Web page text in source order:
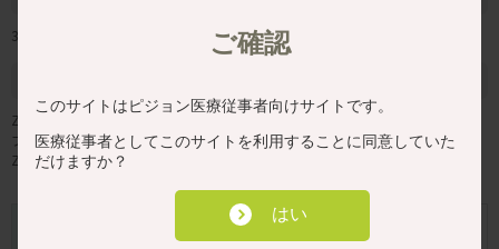
3,300円（税込）
Zoomウェビナー配信（ライブ配信のみ）となりますので、事前にZoomのア
プリをインストールし、必ず視聴確認をお願いします。
Zoom操作や視聴のサポートは出来兼ねますのでご了承ください。
ご確認
このサイトはピジョン医療従事者向けサイトです。
医療従事者としてこのサイトを利用することに同意していた
だけますか？
はい